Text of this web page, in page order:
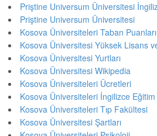
Priştine Universum Üniversitesi
Priştine Universum Üniversitesi
Kosova Üniversiteleri Taban Puanları
Kosova Üniversitesi Yüksek Lisans
Kosova Üniversitesi Yurtları
Kosova Üniversitesi Wikipedia
Kosova Üniversiteleri Ücretleri
Kosova Üniversiteleri İngilizce
Kosova Üniversiteleri Tıp Fakültesi
Kosova Üniversitesi Şartları